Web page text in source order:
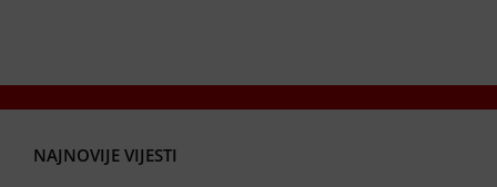
NAJNOVIJE VIJESTI